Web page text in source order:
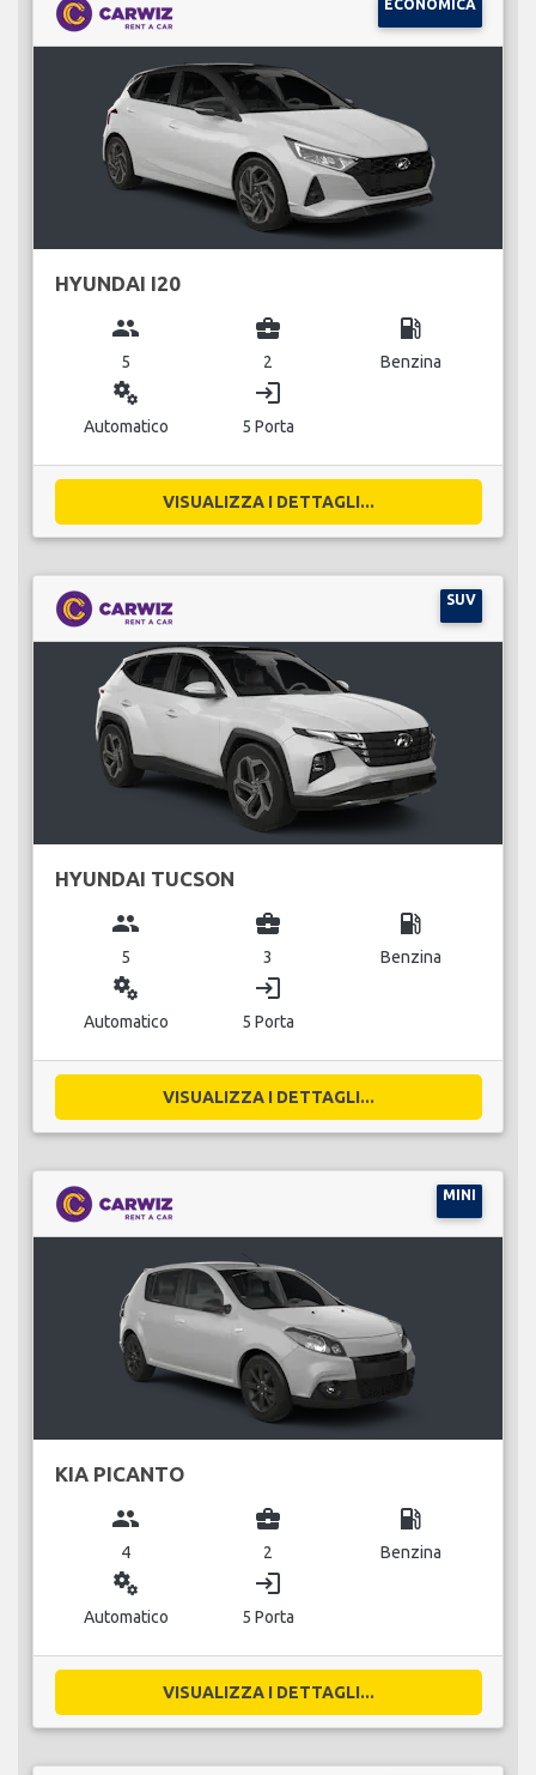
ECONOMICA
HYUNDAI I20
group
5
business_center
2
local_gas_station
Benzina
miscellaneous_services
Automatico
login
5 Porta
VISUALIZZA I DETTAGLI...
SUV
HYUNDAI TUCSON
group
5
business_center
3
local_gas_station
Benzina
miscellaneous_services
Automatico
login
5 Porta
VISUALIZZA I DETTAGLI...
MINI
KIA PICANTO
group
4
business_center
2
local_gas_station
Benzina
miscellaneous_services
Automatico
login
5 Porta
VISUALIZZA I DETTAGLI...